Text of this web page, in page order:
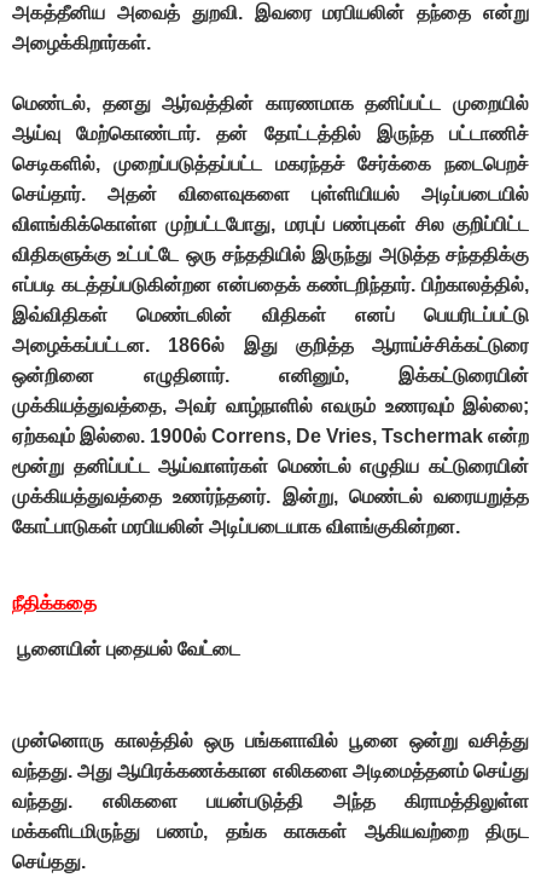
அகத்தீனிய அவைத் துறவி. இவரை மரபியலின் தந்தை என்று
அழைக்கிறார்கள்.
மெண்டல், தனது ஆர்வத்தின் காரணமாக தனிப்பட்ட முறையில்
ஆய்வு மேற்கொண்டார். தன் தோட்டத்தில் இருந்த பட்டாணிச்
செடிகளில், முறைப்படுத்தப்பட்ட மகரந்தச் சேர்க்கை நடைபெறச்
செய்தார். அதன் விளைவுகளை புள்ளியியல் அடிப்படையில்
விளங்கிக்கொள்ள முற்பட்டபோது, மரபுப் பண்புகள் சில குறிப்பிட்ட
விதிகளுக்கு உட்பட்டே ஒரு சந்ததியில் இருந்து அடுத்த சந்ததிக்கு
எப்படி கடத்தப்படுகின்றன என்பதைக் கண்டறிந்தார். பிற்காலத்தில்,
இவ்விதிகள் மெண்டலின் விதிகள் எனப் பெயரிடப்பட்டு
அழைக்கப்பட்டன. 1866ல் இது குறித்த ஆராய்ச்சிக்கட்டுரை
ஒன்றினை எழுதினார். எனினும், இக்கட்டுரையின்
முக்கியத்துவத்தை, அவர் வாழ்நாளில் எவரும் உணரவும் இல்லை;
ஏற்கவும் இல்லை. 1900ல் Correns, De Vries, Tschermak என்ற
மூன்று தனிப்பட்ட ஆய்வாளர்கள் மெண்டல் எழுதிய கட்டுரையின்
முக்கியத்துவத்தை உணர்ந்தனர். இன்று, மெண்டல் வரையறுத்த
கோட்பாடுகள் மரபியலின் அடிப்படையாக விளங்குகின்றன.
நீதிக்கதை
பூனையின் புதையல் வேட்டை
முன்னொரு காலத்தில் ஒரு பங்களாவில் பூனை ஒன்று வசித்து
வந்தது. அது ஆயிரக்கணக்கான எலிகளை அடிமைத்தனம் செய்து
வந்தது. எலிகளை பயன்படுத்தி அந்த கிராமத்திலுள்ள
மக்களிடமிருந்து பணம், தங்க காசுகள் ஆகியவற்றை திருட
செய்தது.